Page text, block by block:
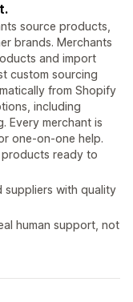
source products,
brands. Merchants
and import
custom sourcing
from Shopify
including
Every merchant is
one-on-one help.
ready to
suppliers with quality
human support, not